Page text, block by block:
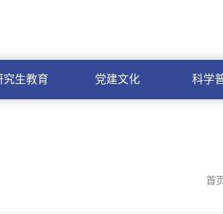
究生教育 党建文化 科学
首